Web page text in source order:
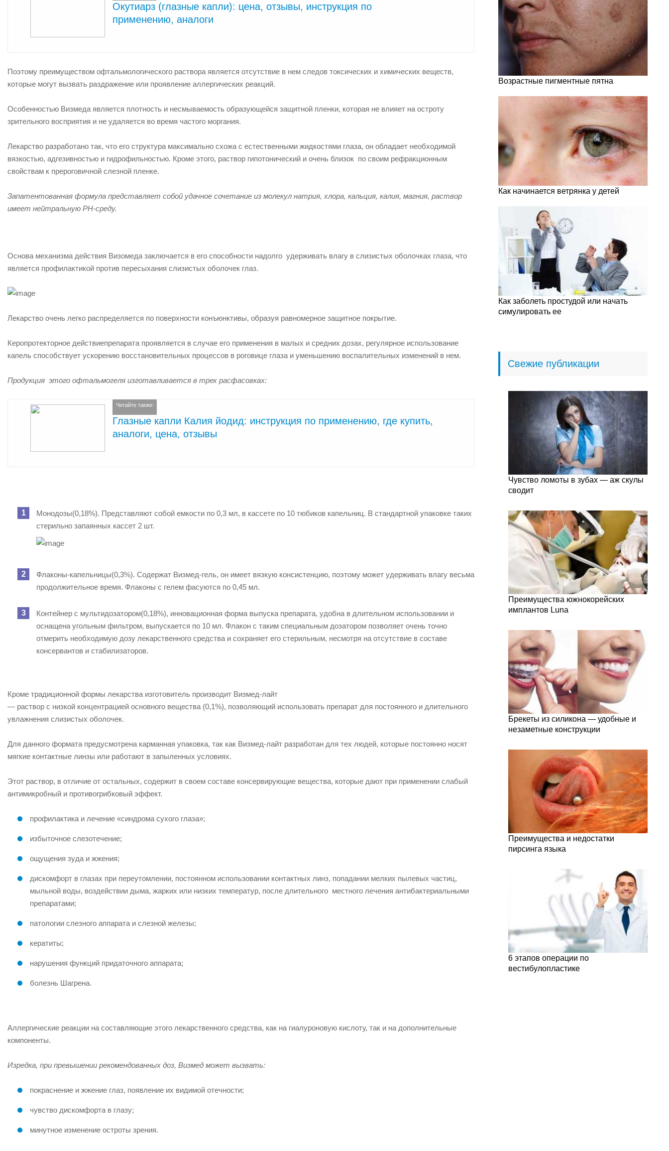
Окутиарз (глазные капли): цена, отзывы, инструкция по
применению, аналоги
Поэтому преимуществом офтальмологического раствора является отсутствие в нем следов токсических и химических веществ,
которые могут вызвать раздражение или проявление аллергических реакций.
Особенностью Визмеда является плотность и несмываемость образующейся защитной пленки, которая не влияет на остроту
зрительного восприятия и не удаляется во время частого моргания.
Лекарство разработано так, что его структура максимально схожа с естественными жидкостями глаза, он обладает необходимой
вязкостью, адгезивностью и гидрофильностью. Кроме этого, раствор гипотонический и очень близок по своим рефракционным
свойствам к прероговичной слезной пленке.
Запатентованная формула представляет собой удачное сочетание из молекул натрия, хлора, кальция, калия, магния, раствор
имеет нейтральную РН-среду.
Основа механизма действия Визомеда заключается в его способности надолго удерживать влагу в слизистых оболочках глаза, что
является профилактикой против пересыхания слизистых оболочек глаз.
Лекарство очень легко распределяется по поверхности конъюнктивы, образуя равномерное защитное покрытие.
Керопротекторное действиепрепарата проявляется в случае его применения в малых и средних дозах, регулярное использование
капель способствует ускорению восстановительных процессов в роговице глаза и уменьшению воспалительных изменений в нем.
Продукция этого офтальмогеля изготавливается в трех расфасовках:
Читайте также:
Глазные капли Калия йодид: инструкция по применению, где купить,
аналоги, цена, отзывы
Монодозы(0,18%). Представляют собой емкости по 0,3 мл, в кассете по 10 тюбиков капельниц. В стандартной упаковке таких
стерильно запаянных кассет 2 шт.
Флаконы-капельницы(0,3%). Содержат Визмед-гель, он имеет вязкую консистенцию, поэтому может удерживать влагу весьма
продолжительное время. Флаконы с гелем фасуются по 0,45 мл.
Контейнер с мультидозатором(0,18%), инновационная форма выпуска препарата, удобна в длительном использовании и
оснащена угольным фильтром, выпускается по 10 мл. Флакон с таким специальным дозатором позволяет очень точно
отмерить необходимую дозу лекарственного средства и сохраняет его стерильным, несмотря на отсутствие в составе
консервантов и стабилизаторов.
Кроме традиционной формы лекарства изготовитель производит Визмед-лайт
— раствор с низкой концентрацией основного вещества (0,1%), позволяющий использовать препарат для постоянного и длительного
увлажнения слизистых оболочек.
Для данного формата предусмотрена карманная упаковка, так как Визмед-лайт разработан для тех людей, которые постоянно носят
мягкие контактные линзы или работают в запыленных условиях.
Этот раствор, в отличие от остальных, содержит в своем составе консервирующие вещества, которые дают при применении слабый
антимикробный и противогрибковый эффект.
профилактика и лечение «синдрома сухого глаза»;
избыточное слезотечение;
ощущения зуда и жжения;
дискомфорт в глазах при переутомлении, постоянном использовании контактных линз, попадании мелких пылевых частиц,
мыльной воды, воздействии дыма, жарких или низких температур, после длительного местного лечения антибактериальными
препаратами;
патологии слезного аппарата и слезной железы;
кератиты;
нарушения функций придаточного аппарата;
болезнь Шагрена.
Аллергические реакции на составляющие этого лекарственного средства, как на гиалуроновую кислоту, так и на дополнительные
компоненты.
Изредка, при превышении рекомендованных доз, Визмед может вызвать:
покраснение и жжение глаз, появление их видимой отечности;
чувство дискомфорта в глазу;
минутное изменение остроты зрения.
Возрастные пигментные пятна
Как начинается ветрянка у детей
Как заболеть простудой или начать
симулировать ее
Свежие публикации
Чувство ломоты в зубах — аж скулы
сводит
Преимущества южнокорейских
имплантов Luna
Брекеты из силикона — удобные и
незаметные конструкции
Преимущества и недостатки
пирсинга языка
6 этапов операции по
вестибулопластике